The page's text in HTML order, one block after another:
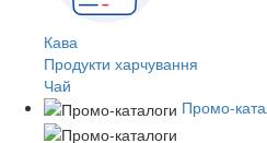
Кава
Продукти харчування
Чай
Промо-